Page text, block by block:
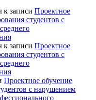
к записи Проектное
студентов с
к записи Проектное
студентов с
Проектное обучение
с нарушением